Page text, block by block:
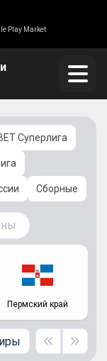
Play Market
Суперлига
Сборные
Пермский край